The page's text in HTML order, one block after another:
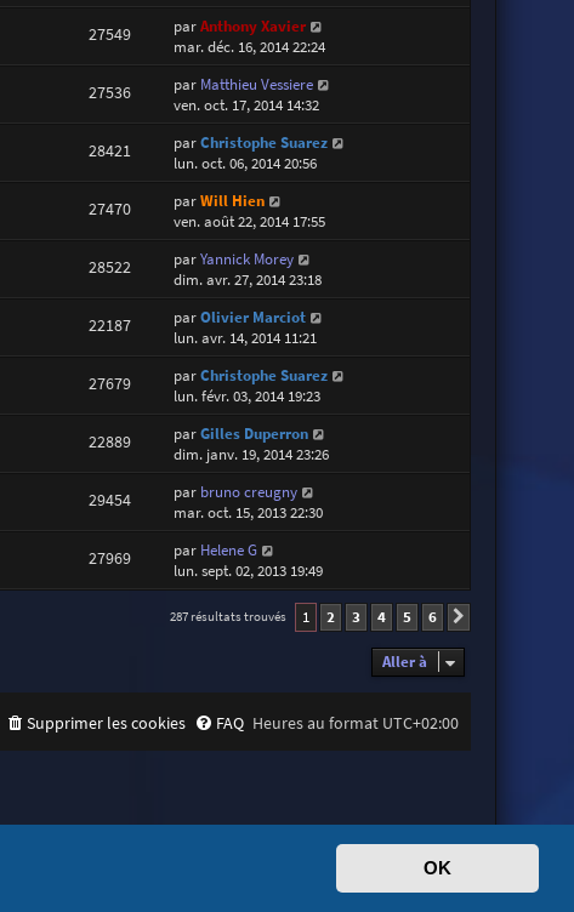
OK
27549 parAnthony Xavier
mar. déc. 16, 2014 22:24
27536 par Matthieu Vessiere
ven. oct. 17, 2014 14:32
28421 parChristophe Suarez
lun. oct. 06, 2014 20:56
27470 parWill Hien
ven. août 22, 2014 17:55
28522 parYannick Morey
dim. avr. 27, 2014 23:18
22187 parOlivier Marciot
lun. avr. 14, 2014 11:21
27679 parChristophe Suarez
lun. févr. 03, 2014 19:23
22889 parGilles Duperron
dim. janv. 19, 2014 23:26
29454 par bruno creugny
mar. oct. 15, 2013 22:30
27969 par Helene G
lun. sept. 02, 2013 19:49
287 résultats trouvés 1 2 3 4 5 6
Aller à
Heures au format UTC+02:00
FAQ
Supprimer les cookies